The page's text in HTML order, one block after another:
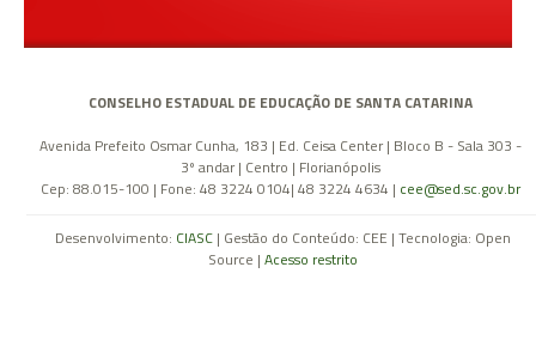
CONSELHO ESTADUAL DE EDUCAÇÃO DE SANTA CATARINA
Avenida Prefeito Osmar Cunha, 183 | Ed. Ceisa Center | Bloco B - Sala 303 -
3º andar | Centro | Florianópolis
Cep: 88.015-100 | Fone: 48 3224 0104| 48 3224 4634 | cee@sed.sc.gov.br
Desenvolvimento: CIASC| Gestão do Conteúdo: CEE | Tecnologia: Open
Source | Acesso restrito